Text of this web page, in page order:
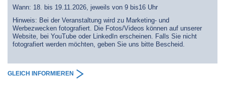
Wann: 18. bis 19.11.2026, jeweils von 9 bis16 Uhr
Hinweis: Bei der Veranstaltung wird zu Marketing- und
Werbezwecken fotografiert. Die Fotos/Videos können auf unserer
Website, bei YouTube oder LinkedIn erscheinen. Falls Sie nicht
fotografiert werden möchten, geben Sie uns bitte Bescheid.
GLEICH INFORMIEREN